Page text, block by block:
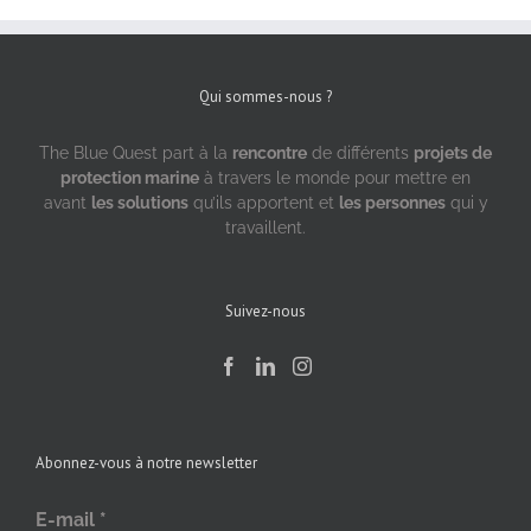
Qui sommes-nous ?
The Blue Quest part à la rencontre de différents projets de
protection marine à travers le monde pour mettre en
avant les solutionsqu’ils apportent et les personnesqui y
travaillent.
Suivez-nous
Abonnez-vous à notre newsletter
E-mail *